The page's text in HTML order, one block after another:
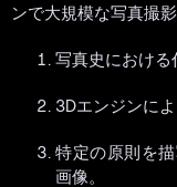
ンで大規模な写真撮
写真史における
3Dエンジンに
特定の原則を
画像。